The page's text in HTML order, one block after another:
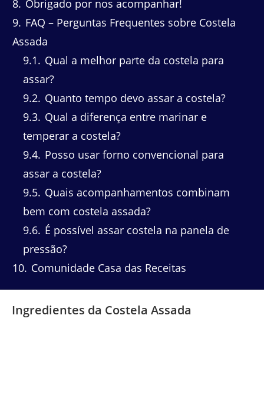
8 Obrigado por nos acompanhar!
9 FAQ – Perguntas Frequentes sobre Costela
Assada
9.1
Qual a melhor parte da costela para
assar?
9.2 Quanto tempo devo assar a costela?
9.3 Qual a diferença entre marinar e
temperar a costela?
9.4 Posso usar forno convencional para
assar a costela?
9.5 Quais acompanhamentos combinam
bem com costela assada?
9.6 É possível assar costela na panela de
pressão?
10 Comunidade Casa das Receitas
Ingredientes da Costela Assada